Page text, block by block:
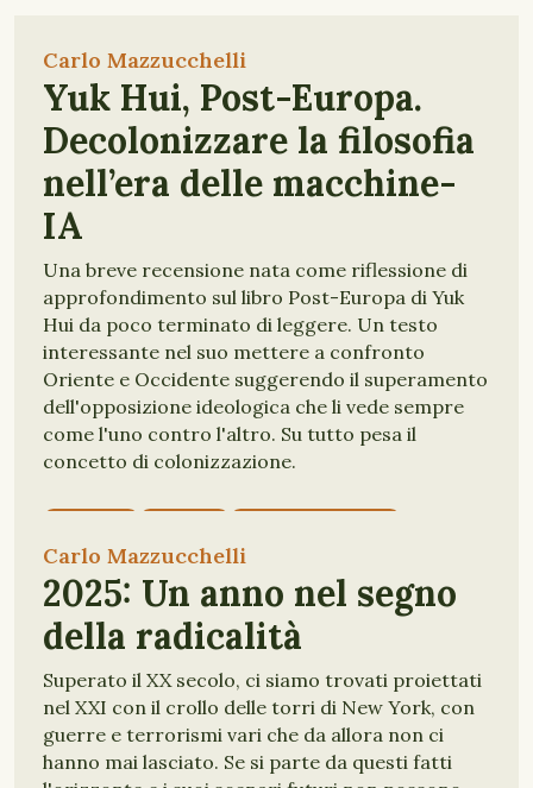
Carlo Mazzucchelli
Yuk Hui, Post-Europa.
Decolonizzare la filosofia
nell’era delle macchine-
IA
Una breve recensione nata come riflessione di
approfondimento sul libro Post-Europa di Yuk
Hui da poco terminato di leggere. Un testo
interessante nel suo mettere a confronto
Oriente e Occidente suggerendo il superamento
dell'opposizione ideologica che li vede sempre
come l'uno contro l'altro. Su tutto pesa il
concetto di colonizzazione.
TECNICA
OCCIDENTE
TECNOLOGIA
Carlo Mazzucchelli
2025: Un anno nel segno
della radicalità
Superato il XX secolo, ci siamo trovati proiettati
nel XXI con il crollo delle torri di New York, con
guerre e terrorismi vari che da allora non ci
hanno mai lasciato. Se si parte da questi fatti